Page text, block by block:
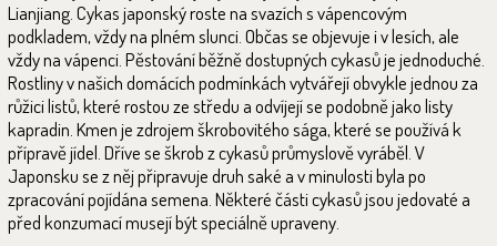
Lianjiang. Cykas japonský roste na svazích s vápencovým
podkladem, vždy na plném slunci. Občas se objevuje i v lesích, ale
vždy na vápenci. Pěstování běžně dostupných cykasů je jednoduché.
Rostliny v našich domácích podmínkách vytvářejí obvykle jednou za
růžici listů, které rostou ze středu a odvíjejí se podobně jako listy
kapradin. Kmen je zdrojem škrobovitého sága, které se používá k
přípravě jídel. Dříve se škrob z cykasů průmyslově vyráběl. V
Japonsku se z něj připravuje druh saké a v minulosti byla po
zpracování pojídána semena. Některé části cykasů jsou jedovaté a
před konzumací musejí být speciálně upraveny.